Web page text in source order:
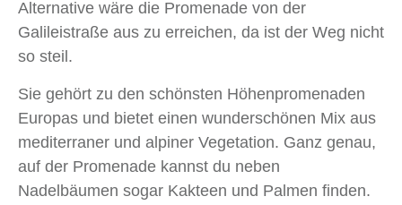
Alternative wäre die Promenade von der
Galileistraße aus zu erreichen, da ist der Weg nicht
so steil.
Sie gehört zu den schönsten Höhenpromenaden
Europas und bietet einen wunderschönen Mix aus
mediterraner und alpiner Vegetation. Ganz genau,
auf der Promenade kannst du neben
Nadelbäumen sogar Kakteen und Palmen finden.